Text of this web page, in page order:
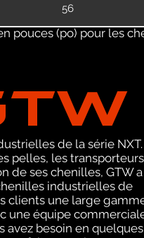
56
pouces (po) pour les
de la série NXT.
pelles, les
de ses chenilles, GTW a
industrielles de
clients une large
une équipe
besoin en quelques